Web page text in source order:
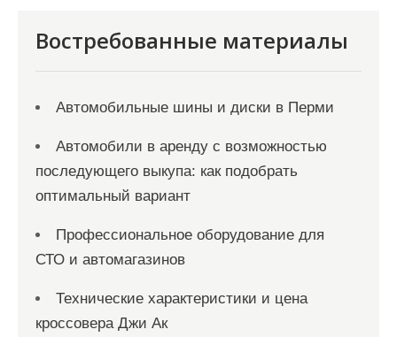
Востребованные материалы
Автомобильные шины и диски в Перми
Автомобили в аренду с возможностью
последующего выкупа: как подобрать
оптимальный вариант
Профессиональное оборудование для
СТО и автомагазинов
Технические характеристики и цена
кроссовера Джи Ак